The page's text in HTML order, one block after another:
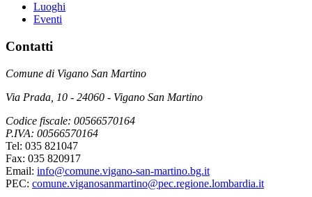
Luoghi
Eventi
Contatti
Comune di Vigano San Martino
Via Prada, 10 - 24060 - Vigano San Martino
Codice fiscale: 00566570164
P.IVA: 00566570164
Tel: 035 821047
Fax: 035 820917
Email: info@comune.vigano-san-martino.bg.it
PEC: comune.viganosanmartino@pec.regione.lombardia.it